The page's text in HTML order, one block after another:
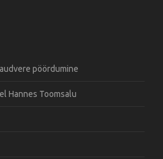
pöördumine
Hannes Toomsalu